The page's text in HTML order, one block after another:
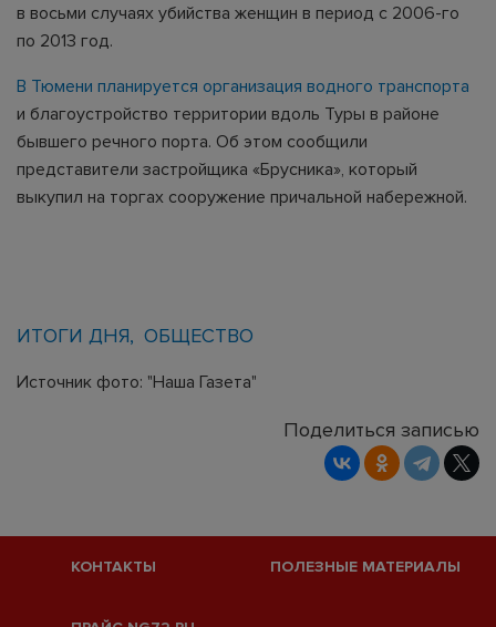
в восьми случаях убийства женщин в период с 2006-го
по 2013 год.
В Тюмени планируется организация водного транспорта
и благоустройство территории вдоль Туры в районе
бывшего речного порта. Об этом сообщили
представители застройщика «Брусника», который
выкупил на торгах сооружение причальной набережной.
ИТОГИ ДНЯ ОБЩЕСТВО
Источник фото: "Наша Газета"
Поделиться записью
КОНТАКТЫ ПОЛЕЗНЫЕ МАТЕРИАЛЫ